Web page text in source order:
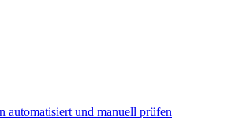
automatisiert und manuell prüfen